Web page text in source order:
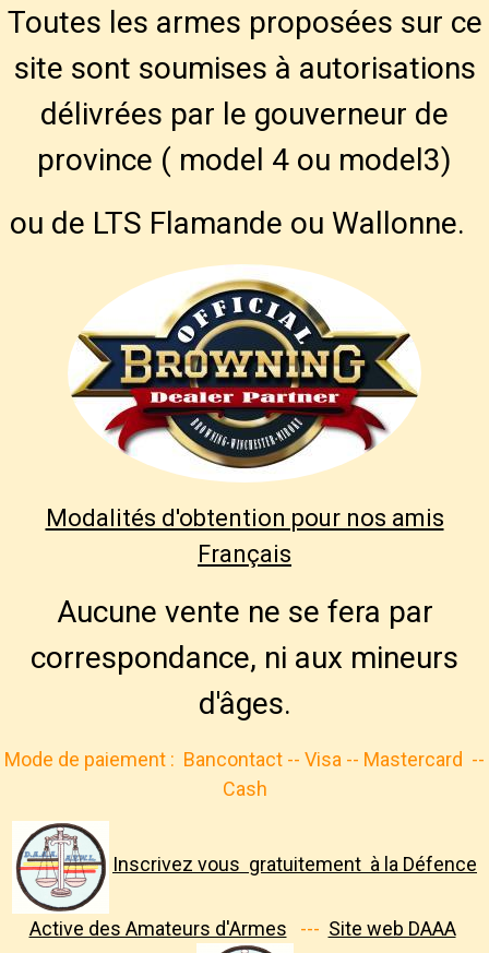
Toutes les armes proposées sur ce
site sont soumises à autorisations
délivrées par le gouverneur de
province ( model 4 ou model3)
ou de LTS Flamande ou Wallonne.
Modalités d'obtention pour nos amis
Français
Aucune vente ne se fera par
correspondance, ni aux mineurs
d'âges.
Mode de paiement : Bancontact -- Visa -- Mastercard --
Cash
Inscrivez vous gratuitement à la Défence
Active des Amateurs d'Armes --- Site web DAAA